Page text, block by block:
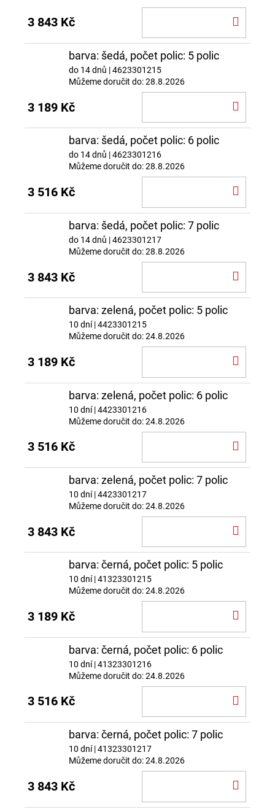
3 843 Kč
barva: šedá, počet polic: 5 polic
do 14 dnů | 4623301215
Můžeme doručit do:28.8.2026
3 189 Kč
barva: šedá, počet polic: 6 polic
do 14 dnů | 4623301216
Můžeme doručit do:28.8.2026
3 516 Kč
barva: šedá, počet polic: 7 polic
do 14 dnů | 4623301217
Můžeme doručit do:28.8.2026
3 843 Kč
barva: zelená, počet polic: 5 polic
10 dní| 4423301215
Můžeme doručit do:24.8.2026
3 189 Kč
barva: zelená, počet polic: 6 polic
10 dní| 4423301216
Můžeme doručit do:24.8.2026
3 516 Kč
barva: zelená, počet polic: 7 polic
10 dní| 4423301217
Můžeme doručit do:24.8.2026
3 843 Kč
barva: černá, počet polic: 5 polic
10 dní| 41323301215
Můžeme doručit do:24.8.2026
3 189 Kč
barva: černá, počet polic: 6 polic
10 dní| 41323301216
Můžeme doručit do:24.8.2026
3 516 Kč
barva: černá, počet polic: 7 polic
10 dní| 41323301217
Můžeme doručit do:24.8.2026
3 843 Kč